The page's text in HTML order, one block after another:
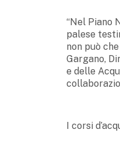
“Nel Piano
palese
non può
Gargano,
e delle
I corsi